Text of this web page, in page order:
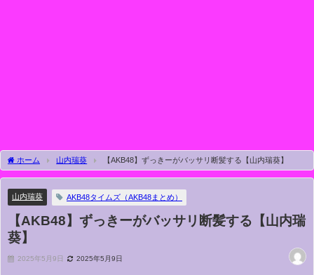
ホーム 山内瑞葵 【AKB48】ずっきーがバッサリ断髪する【山内瑞葵】
山内瑞葵 AKB48タイムズ（AKB48まとめ）
【AKB48】ずっきーがバッサリ断髪する【山内瑞
葵】
2025年5月9日 2025年5月9日